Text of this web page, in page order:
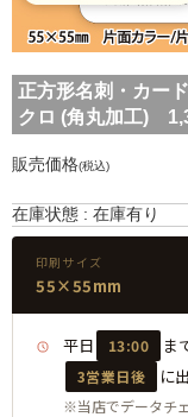
正方形名刺・カー
クロ (角丸加工)
販売価格(税込)
在庫状態 : 在庫有り
印刷サイズ
55×55mm
平日 13:00 ま
3営業日後 に
※当店でデータチェ